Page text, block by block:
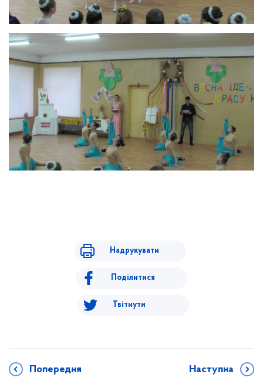
Надрукувати
Поділитися
Твітнути
Попередня Наступна